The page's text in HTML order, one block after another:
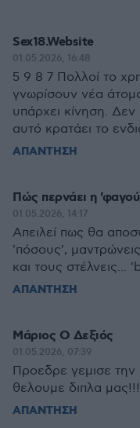
Sex18.Website
01.05.2026, 16:48
5 9 8 7 Πολλοί το
γνωρίσουν νέα
υπάρχει κίνηση. Δεν
αυτό κρατάει το
ΑΠΑΝΤΗΣΗ
Πώς περνάει η
01.05.2026, 14:17
Απειλεί πως θα
'πόσoυς',
και τους
ΑΠΑΝΤΗΣΗ
Μάριος Ο Δεξιός
01.05.2026, 07:39
Προεδρε γεμισε
θελουμε διπλα μας!!!
ΑΠΑΝΤΗΣΗ